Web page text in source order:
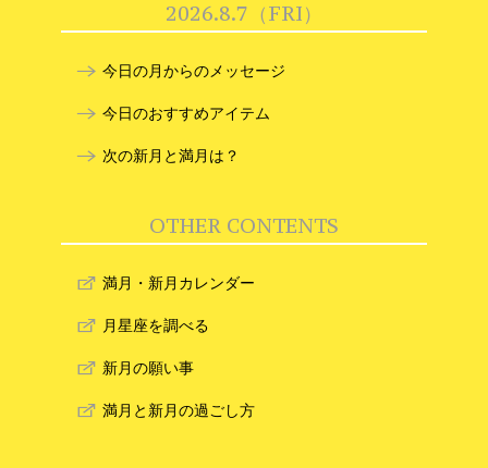
2026.8.7（FRI）
今日の月からのメッセージ
今日のおすすめアイテム
次の新月と満月は？
OTHER CONTENTS
満月・新月カレンダー
月星座を調べる
新月の願い事
満月と新月の過ごし方